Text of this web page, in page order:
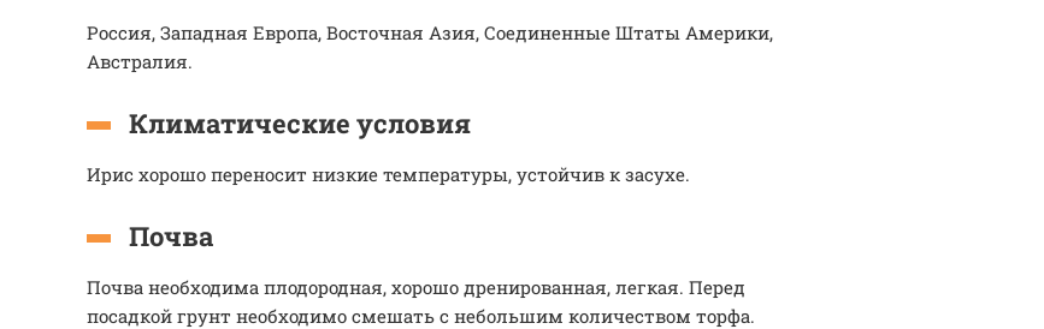
Россия, Западная Европа, Восточная Азия, Соединенные Штаты Америки,
Австралия.
Климатические условия
Ирис хорошо переносит низкие температуры, устойчив к засухе.
Почва
Почва необходима плодородная, хорошо дренированная, легкая. Перед
посадкой грунт необходимо смешать с небольшим количеством торфа.